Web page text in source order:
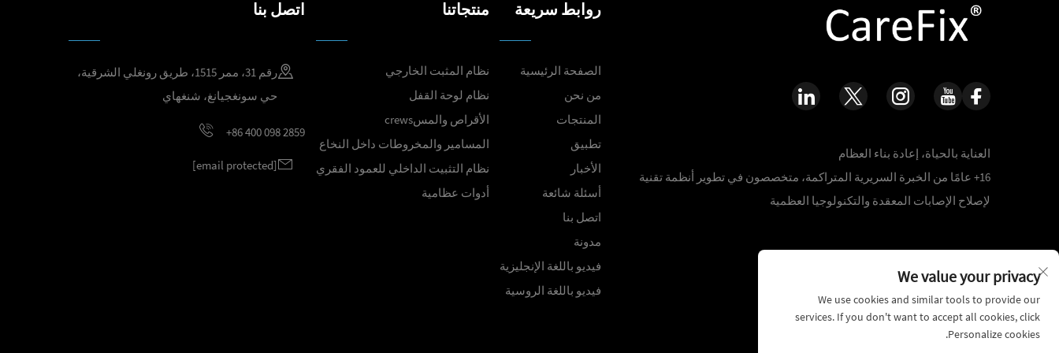
العناية بالحياة، إعادة بناء العظام
16+ عامًا من الخبرة السريرية المتراكمة، متخصصون في تطوير أنظمة تقنية
لإصلاح الإصابات المعقدة والتكنولوجيا العظمية
روابط سريعة
الصفحة الرئيسية
من نحن
المنتجات
تطبيق
الأخبار
أسئلة شائعة
اتصل بنا
مدونة
فيديو باللغة الإنجليزية
فيديو باللغة الروسية
منتجاتنا
نظام المثبت الخارجي
نظام لوحة القفل
الأقراص والمسcrews
المسامير والمخروطات داخل النخاع
نظام التثبيت الداخلي للعمود الفقري
أدوات عظامية
اتصل بنا
رقم 31، ممر 1515، طريق رونغلي الشرقية،
حي سونغجيانغ، شنغهاي
+86 400 098 2859
[email protected]
We value your privacy
We use cookies and similar tools to provide our
services. If you don't want to accept all cookies, click
Personalize cookies.